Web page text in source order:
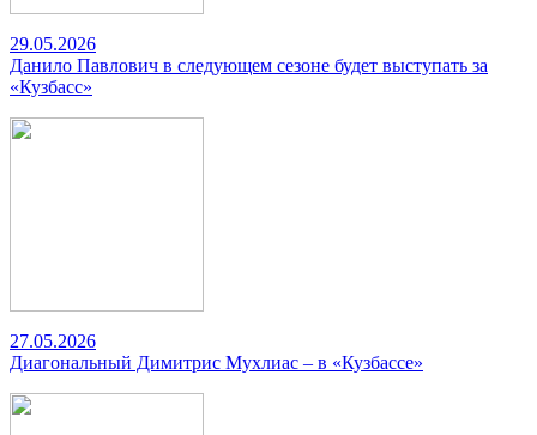
29.05.2026
Данило Павлович в следующем сезоне будет выступать за
«Кузбасс»
27.05.2026
Диагональный Димитрис Мухлиас – в «Кузбассе»